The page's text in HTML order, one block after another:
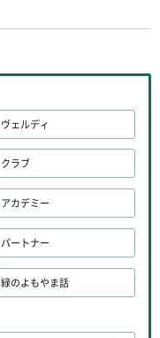
ヴェルディ
クラブ
アカデミー
パートナー
緑のよもやま話